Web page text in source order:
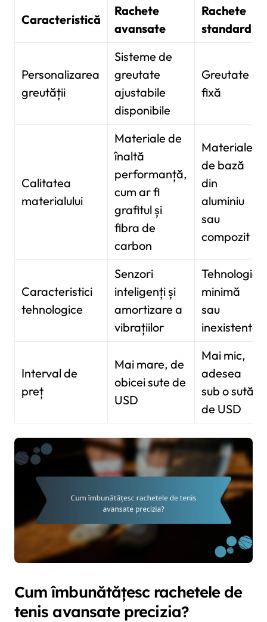
Caracteristică
Rachete
avansate
Rachete
standard
Personalizarea
greutății
Sisteme de
greutate
ajustabile
disponibile
Greutate
fixă
Calitatea
materialului
Materiale de
înaltă
performanță,
cum ar fi
grafitul și
fibra de
carbon
Materiale
de bază
din
aluminiu
sau
compozit
Caracteristici
tehnologice
Senzori
inteligenți și
amortizare a
vibrațiilor
Tehnologie
minimă
sau
inexistentă
Interval de
preț
Mai mare, de
obicei sute de
USD
Mai mic,
adesea
sub o sută
de USD
Cum îmbunătățesc rachetele de
tenis avansate precizia?